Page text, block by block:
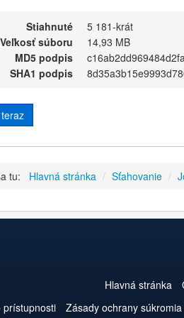
Stiahnuté
5 181-krát
Veľkosť súboru
14,93 MB
MD5 podpis
SHA1 podpis
tu: Hlavná stránka / Sťahovanie /
Hlavná stránka
prístupnosti
Zásady ochrany súkromia